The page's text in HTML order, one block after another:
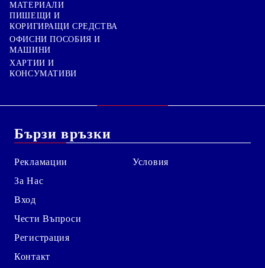
МАТЕРИАЛИ
ПИШЕЩИ И
КОРИГИРАЩИ СРЕДСТВА
ОФИСНИ ПОСОБИЯ И
МАШИНИ
ХАРТИИ И
КОНСУМАТИВИ
Бързи връзки
Рекламации
За Нас
Вход
Чести Въпроси
Регистрация
Контакт
Условия